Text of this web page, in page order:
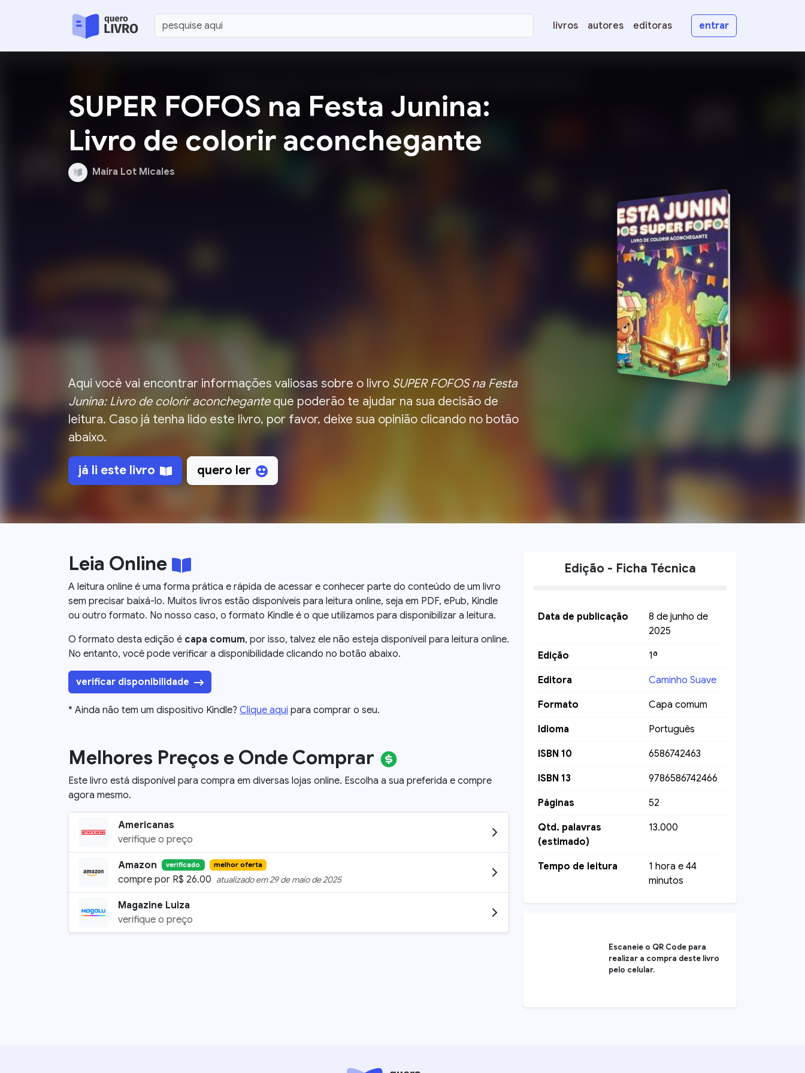
livros autores editoras entrar
SUPER FOFOS na Festa Junina:
Livro de colorir aconchegante
Maíra Lot Micales
Aqui você vai encontrar informações valiosas sobre o livro SUPER FOFOS na Festa
Junina: Livro de colorir aconcheganteque poderão te ajudar na sua decisão de
leitura. Caso já tenha lido este livro, por favor, deixe sua opinião clicando no botão
abaixo.
já li este livro quero ler
Leia Online
A leitura online é uma forma prática e rápida de acessar e conhecer parte do conteúdo de um livro
sem precisar baixá-lo. Muitos livros estão disponíveis para leitura online, seja em PDF, ePub, Kindle
ou outro formato. No nosso caso, o formato Kindle é o que utilizamos para disponibilizar a leitura.
O formato desta edição é capa comum, por isso, talvez ele não esteja disponíveil para leitura online.
No entanto, você pode verificar a disponibilidade clicando no botão abaixo.
verificar disponibilidade
* Ainda não tem um dispositivo Kindle? Clique aqui para comprar o seu.
Melhores Preços e Onde Comprar
Este livro está disponível para compra em diversas lojas online. Escolha a sua preferida e compre
agora mesmo.
Americanas
verifique o preço
Amazon verificado melhor oferta
compre por R$ 26.00 atualizado em29 de maio de 2025
Magazine Luiza
verifique o preço
Edição - Ficha Técnica
Data de publicação
8 de junho de
2025
Edição 1ª
Editora Caminho Suave
Formato Capa comum
Idioma Português
ISBN 10 6586742463
ISBN 13 9786586742466
Páginas 52
Qtd. palavras
(estimado)
13.000
Tempo de leitura
1 hora e 44
minutos
Escaneie o QR Code para
realizar a compra deste livro
pelo celular.